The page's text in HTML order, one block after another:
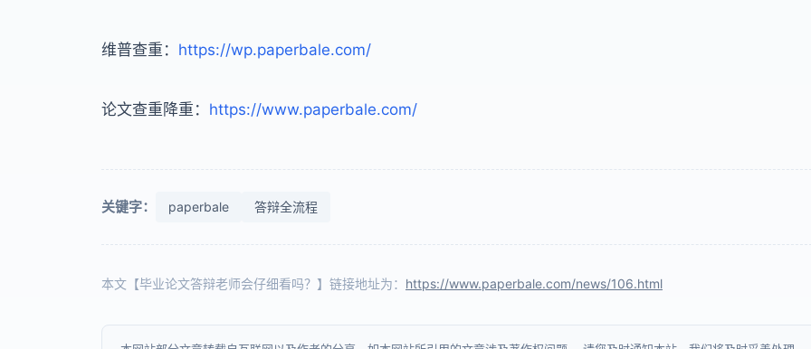
维普查重： https://wp.paperbale.com/
论文查重降重： https://www.paperbale.com/
关键字： paperbale 答辩全流程
本文【毕业论文答辩老师会仔细看吗？】链接地址为： https://www.paperbale.com/news/106.html